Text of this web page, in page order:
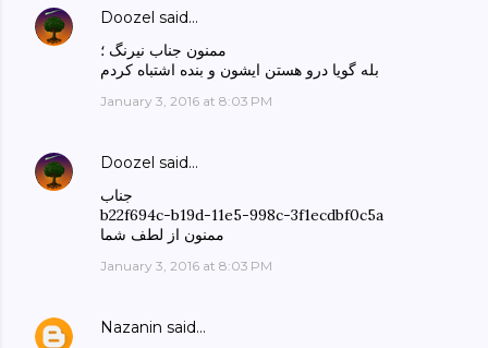
Doozel said…
ممنون جناب نیرنگ ؛
بله گویا درو هستن ایشون و بنده اشتباه کردم
January 3, 2016 at 8:03 PM
Doozel said…
جناب
b22f694c-b19d-11e5-998c-3f1ecdbf0c5a
ممنون از لطف شما
January 3, 2016 at 8:03 PM
Nazanin said…